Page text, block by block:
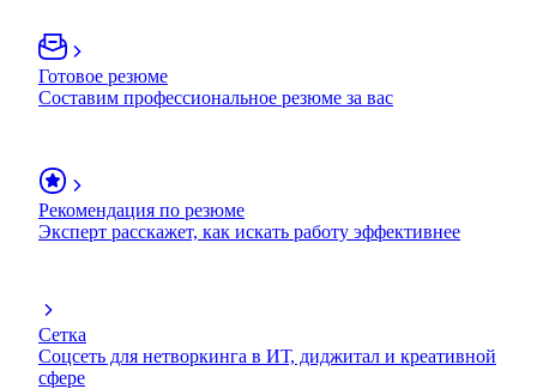
Готовое резюме
Составим профессиональное резюме за вас
Рекомендация по резюме
Эксперт расскажет, как искать работу эффективнее
Сетка
Соцсеть для нетворкинга в ИТ, диджитал и креативной
сфере